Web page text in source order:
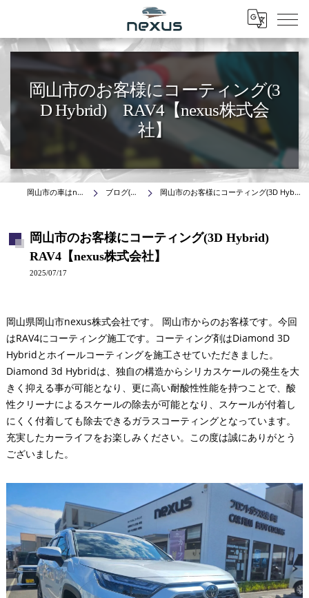
Menu
岡山市のお客様にコーティング(3
D Hybrid) RAV4【nexus株式会
社】
岡山市の車はnexus株式会社 ブログ(施工事例) 岡山市のお客様にコーティング(3D Hybrid) RAV4【nexus株式会社】
岡山市のお客様にコーティング(3D Hybrid)
RAV4【nexus株式会社】
2025/07/17
岡山県岡山市nexus株式会社です。 岡山市からのお客様です。今回
はRAV4にコーティング施工です。コーティング剤はDiamond 3D
Hybridとホイールコーティングを施工させていただきました。
Diamond 3d Hybridは、独自の構造からシリカスケールの発生を大
きく抑える事が可能となり、更に高い耐酸性性能を持つことで、酸
性クリーナによるスケールの除去が可能となり、スケールが付着し
にくく付着しても除去できるガラスコーティングとなっています。
充実したカーライフをお楽しみください。この度は誠にありがとう
ございました。